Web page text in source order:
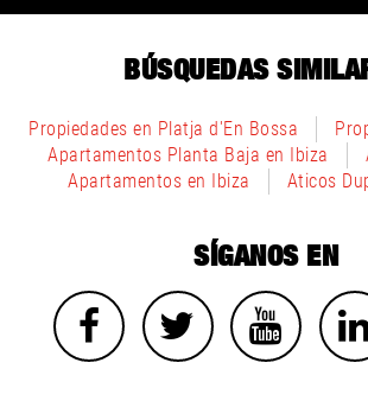
BÚSQUEDAS
Propiedades en Platja d'En Bossa
Apartamentos Planta Baja en Ibiza
Apartamentos en Ibiza
Aticos
SÍGANOS EN